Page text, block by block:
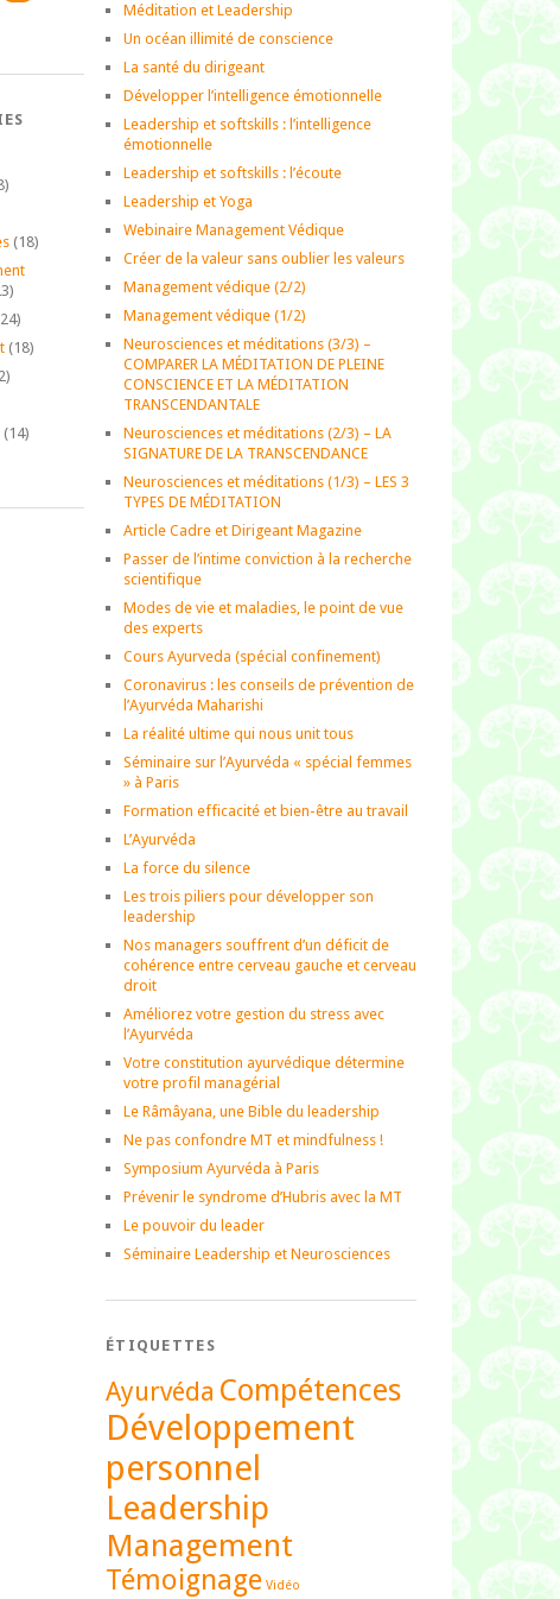
(18)
(18)
(14)
Méditation et Leadership
Un océan illimité de conscience
La santé du dirigeant
Développer l’intelligence émotionnelle
Leadership et softskills : l’intelligence
émotionnelle
Leadership et softskills : l’écoute
Leadership et Yoga
Webinaire Management Védique
Créer de la valeur sans oublier les valeurs
Management védique (2/2)
Management védique (1/2)
Neurosciences et méditations (3/3) –
COMPARER LA MÉDITATION DE PLEINE
CONSCIENCE ET LA MÉDITATION
TRANSCENDANTALE
Neurosciences et méditations (2/3) – LA
SIGNATURE DE LA TRANSCENDANCE
Neurosciences et méditations (1/3) – LES 3
TYPES DE MÉDITATION
Article Cadre et Dirigeant Magazine
Passer de l’intime conviction à la recherche
scientifique
Modes de vie et maladies, le point de vue
des experts
Cours Ayurveda (spécial confinement)
Coronavirus : les conseils de prévention de
l’Ayurvéda Maharishi
La réalité ultime qui nous unit tous
Séminaire sur l’Ayurvéda « spécial femmes
» à Paris
Formation efficacité et bien-être au travail
L’Ayurvéda
La force du silence
Les trois piliers pour développer son
leadership
Nos managers souffrent d’un déficit de
cohérence entre cerveau gauche et cerveau
droit
Améliorez votre gestion du stress avec
l’Ayurvéda
Votre constitution ayurvédique détermine
votre profil managérial
Le Râmâyana, une Bible du leadership
Ne pas confondre MT et mindfulness !
Symposium Ayurvéda à Paris
Prévenir le syndrome d’Hubris avec la MT
Le pouvoir du leader
Séminaire Leadership et Neurosciences
ÉTIQUETTES
Ayurvéda Compétences
Développement
personnel
Leadership
Management
Témoignage Vidéo